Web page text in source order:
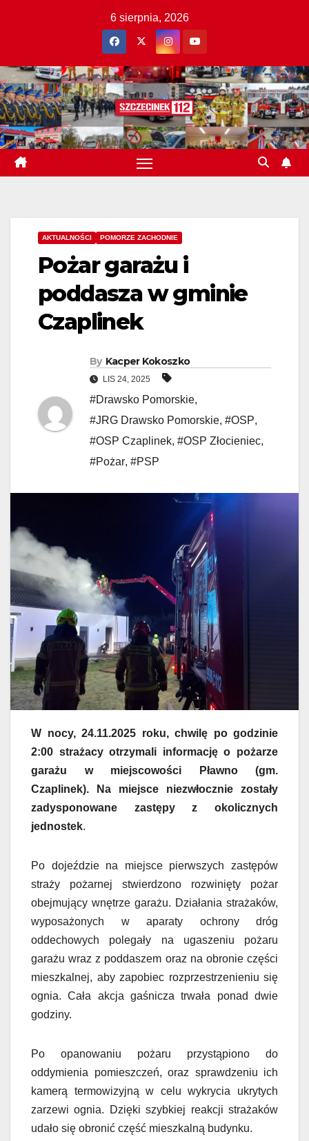
6 sierpnia, 2026
AKTUALNOŚCI POMORZE ZACHODNIE
Pożar garażu i
poddasza w gminie
Czaplinek
By Kacper Kokoszko
LIS 24, 2025
#Drawsko Pomorskie,
#JRG Drawsko Pomorskie, #OSP,
#OSP Czaplinek, #OSP Złocieniec,
#Pożar, #PSP
W nocy, 24.11.2025 roku, chwilę po godzinie
2:00 strażacy otrzymali informację o pożarze
garażu w miejscowości Pławno (gm.
Czaplinek). Na miejsce niezwłocznie zostały
zadysponowane zastępy z okolicznych
jednostek.
Po dojeździe na miejsce pierwszych zastępów
straży pożarnej stwierdzono rozwinięty pożar
obejmujący wnętrze garażu. Działania strażaków,
wyposażonych w aparaty ochrony dróg
oddechowych polegały na ugaszeniu pożaru
garażu wraz z poddaszem oraz na obronie części
mieszkalnej, aby zapobiec rozprzestrzenieniu się
ognia. Cała akcja gaśnicza trwała ponad dwie
godziny.
Po opanowaniu pożaru przystąpiono do
oddymienia pomieszczeń, oraz sprawdzeniu ich
kamerą termowizyjną w celu wykrycia ukrytych
zarzewi ognia. Dzięki szybkiej reakcji strażaków
udało się obronić część mieszkalną budynku.